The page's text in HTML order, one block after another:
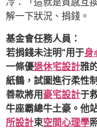
解一下狀況、捐錢。
基金會任務人員：
若捐錢未注明“用于身
一條優退休宅設計雅
紙鶴，試圖進行柔性
善款將用 豪宅設計于
牛座霸總牛土豪。他
所設計束空間心理學